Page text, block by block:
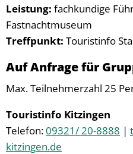
Leistung: fachkundige
Fastnachtmuseum
Treffpunkt: Touristinfo
Auf Anfrage für
Max. Teilnehmerzahl 25
Touristinfo Kitzingen
Telefon:09321/ 20-8888 |
kitzingen.de